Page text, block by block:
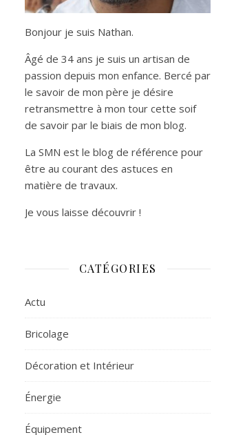
Bonjour je suis Nathan.
Âgé de 34 ans je suis un artisan de
passion depuis mon enfance. Bercé par
le savoir de mon père je désire
retransmettre à mon tour cette soif
de savoir par le biais de mon blog.
La SMN est le blog de référence pour
être au courant des astuces en
matière de travaux.
Je vous laisse découvrir !
CATÉGORIES
Actu
Bricolage
Décoration et Intérieur
Énergie
Équipement